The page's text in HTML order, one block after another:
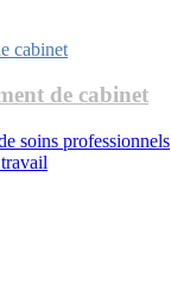
cabinet
de cabinet
soins professionnels